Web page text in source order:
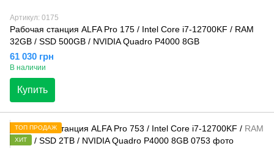
Артикул: 0175
Рабочая станция ALFA Pro 175 / Intel Core i7-12700KF / RAM
32GB / SSD 500GB / NVIDIA Quadro P4000 8GB
61 030 грн
В наличии
Купить
ТОП ПРОДАЖ
ХИТ